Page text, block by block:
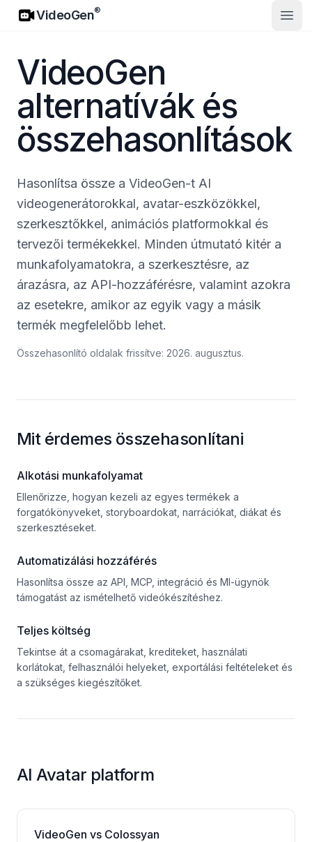
VideoGen
VideoGen®
VideoGen
alternatívák és
összehasonlítások
Hasonlítsa össze a VideoGen-t AI
videogenerátorokkal, avatar-eszközökkel,
szerkesztőkkel, animációs platformokkal és
tervezői termékekkel. Minden útmutató kitér a
munkafolyamatokra, a szerkesztésre, az
árazásra, az API-hozzáférésre, valamint azokra
az esetekre, amikor az egyik vagy a másik
termék megfelelőbb lehet.
Összehasonlító oldalak frissítve: 2026. augusztus.
Mit érdemes összehasonlítani
Alkotási munkafolyamat
Ellenőrizze, hogyan kezeli az egyes termékek a
forgatókönyveket, storyboardokat, narrációkat, diákat és
szerkesztéseket.
Automatizálási hozzáférés
Hasonlítsa össze az API, MCP, integráció és MI-ügynök
támogatást az ismételhető videókészítéshez.
Teljes költség
Tekintse át a csomagárakat, krediteket, használati
korlátokat, felhasználói helyeket, exportálási feltételeket és
a szükséges kiegészítőket.
AI Avatar platform
VideoGen vs Colossyan